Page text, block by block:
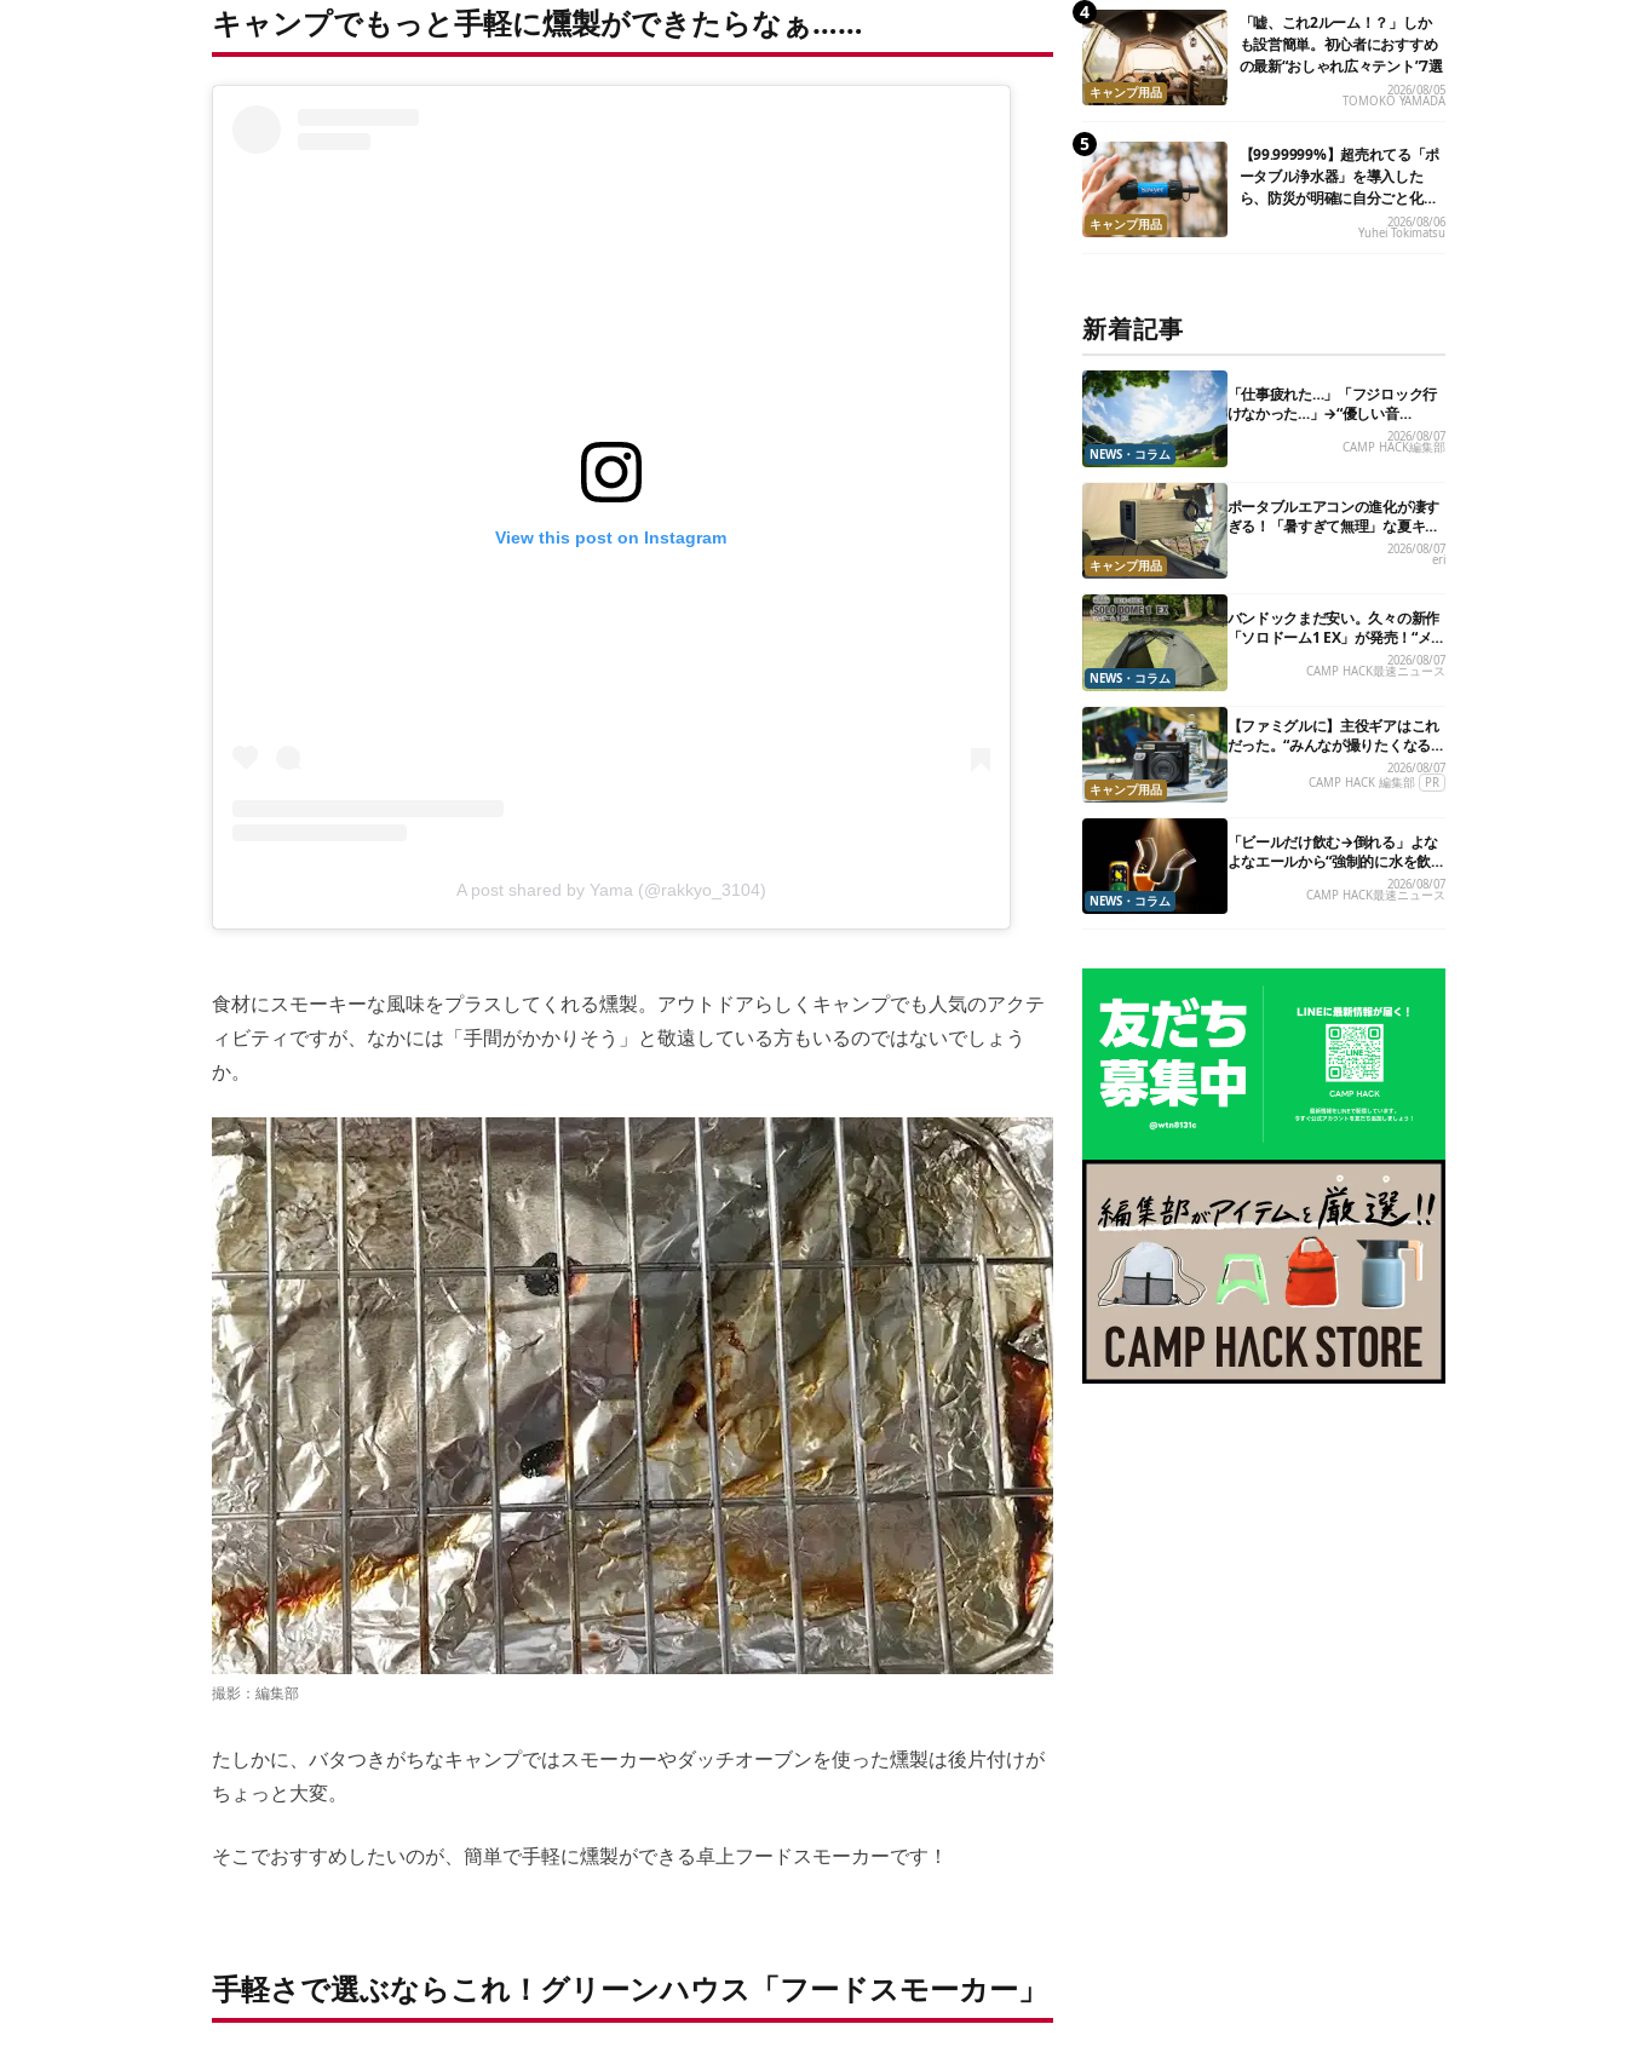
キャンプでもっと手軽に燻製ができたらなぁ……
View this post on Instagram
A post shared by Yama (@rakkyo_3104)
食材にスモーキーな風味をプラスしてくれる燻製。アウトドアらしくキャンプでも人気のアクテ
ィビティですが、なかには「手間がかかりそう」と敬遠している方もいるのではないでしょう
か。
撮影：編集部
たしかに、バタつきがちなキャンプではスモーカーやダッチオーブンを使った燻製は後片付けが
ちょっと大変。
そこでおすすめしたいのが、簡単で手軽に燻製ができる卓上フードスモーカーです！
手軽さで選ぶならこれ！グリーンハウス「フードスモーカー」
キャンプ用品
「嘘、これ2ルーム！？」しか
も設営簡単。初心者におすすめ
の最新“おしゃれ広々テント”7選
2026/08/05
TOMOKO YAMADA
キャンプ用品
【99.99999%】超売れてる「ポ
ータブル浄水器」を導入した
ら、防災が明確に自分ごと化し
2026/08/06
Yuhei Tokimatsu
新着記事
NEWS・コラム
「仕事疲れた…」「フジロック行
けなかった…」→“優しい音
楽”と“大きな自然”で治癒。まだ間
に合います。
2026/08/07
CAMP HACK編集部
キャンプ用品
ポータブルエアコンの進化が凄す
ぎる！「暑すぎて無理」な夏キャ
ンプを激変させる最新5選2026/08/07
eri
NEWS・コラム
バンドックまだ安い。久々の新作
「ソロドーム1 EX」が発売！“メ
ッシュインナー”だけでも使える
よ【防災も◎】
2026/08/07
CAMP HACK最速ニュース
キャンプ用品
【ファミグルに】主役ギアはこれ
だった。“みんなが撮りたくなる
カメラ”が楽しすぎる！
2026/08/07
CAMP HACK 編集部
PR
NEWS・コラム
「ビールだけ飲む→倒れる」よな
よなエールから“強制的に水を飲
2026/08/07
CAMP HACK最速ニュース